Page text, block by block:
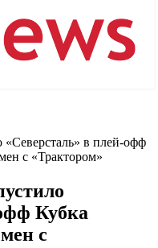
в плей-офф
с «Трактором»
Кубка
с